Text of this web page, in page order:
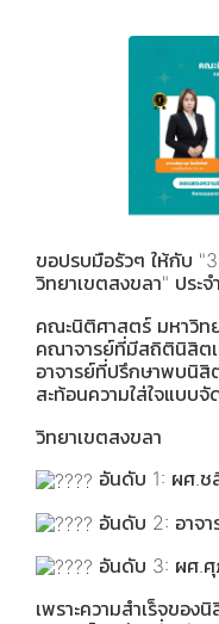
ขอปรบมือรัวๆ ให้กับ
วิทยาเขตสงขลา" ประจ
คณะนิติศาสตร์ มหาวิ
คณาจารย์ที่มีสถิตินิสิต
อาจารย์ที่ปรึกษาพบนิสิ
สะท้อนความใส่ใจแบบ
วิทยาเขตสงขลา
อันดับ 1: ผศ.
อันดับ 2: อาจ
อันดับ 3: ผศ.ศุ
เพราะความสำเร็จขอ